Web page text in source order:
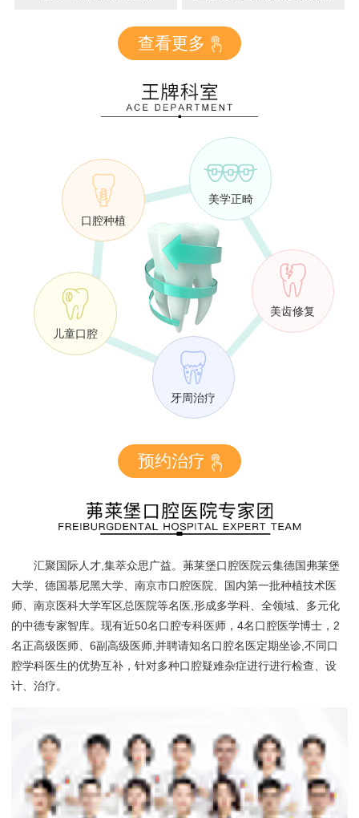
查看更多
口腔种植
美学正畸
儿童口腔
美齿修复
牙周治疗
预约治疗
汇聚国际人才,集萃众思广益。茀莱堡口腔医院云集德国弗莱堡
大学、德国慕尼黑大学、南京市口腔医院、国内第一批种植技术医
师、南京医科大学军区总医院等名医,形成多学科、全领域、多元化
的中德专家智库。现有近50名口腔专科医师，4名口腔医学博士，2
名正高级医师、6副高级医师,并聘请知名口腔名医定期坐诊,不同口
腔学科医生的优势互补，针对多种口腔疑难杂症进行进行检查、设
计、治疗。